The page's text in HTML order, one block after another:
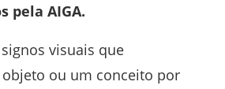
pela AIGA.
visuais que
ou um conceito por